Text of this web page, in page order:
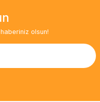
olsun!